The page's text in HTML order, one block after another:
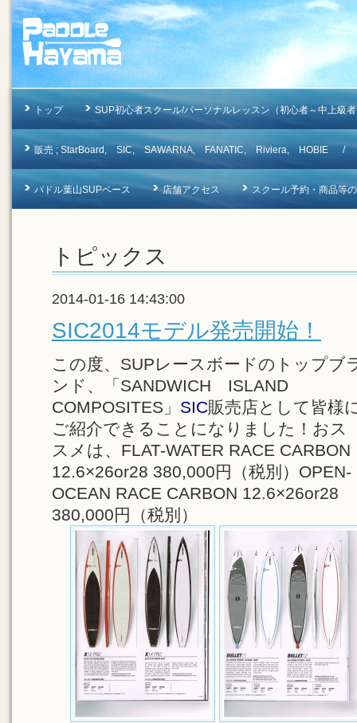
トップ SUP初心者スクール/パーソナルレッスン（初心者～中上級
販売 ; StarBoard, SIC, SAWARNA, FANATIC, Riviera, HOBIE /
パドル葉山SUPベース 店舗アクセス スクール予約・商品
トピックス
2014-01-16 14:43:00
SIC2014モデル発売開始！
この度、SUPレースボードのトップブ
ンド、「SANDWICH ISLAND
COMPOSITES」 SIC販売店として皆様
ご紹介できることになりました！おス
スメは、FLAT-WATER RACE CARBON
12.6×26or28 380,000円（税別）OPEN-
OCEAN RACE CARBON 12.6×26or28
380,000円（税別）